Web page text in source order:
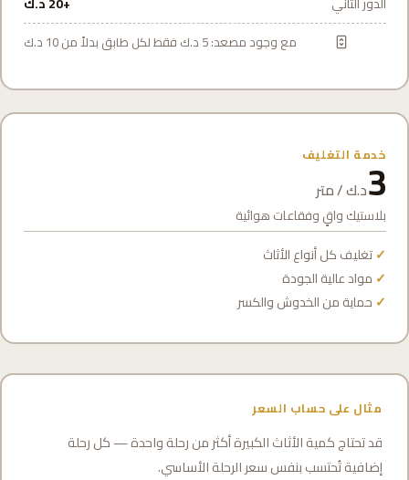
مع وجود مصعد: 5 د.ك فقط لكل طابق بدلاً من 10 د.ك
خدمة التغليف
3د.ك / متر
بلاستيك واقٍ وفقاعات هوائية
تغليف كل أنواع الأثاث
مواد عالية الجودة
حماية من الخدوش والكسر
مثال على حساب السعر
قد تحتاج كمية الأثاث الكبيرة أكثر من رحلة واحدة — كل رحلة
إضافية تُحتسب بنفس سعر الرحلة الأساسي.